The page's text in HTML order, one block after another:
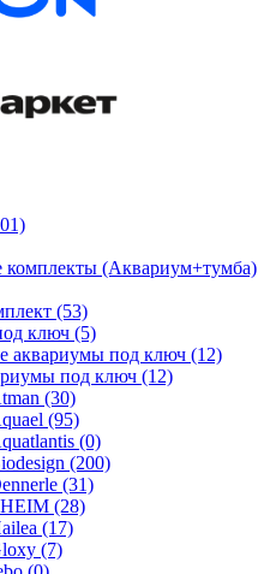
(Аквариум+тумба)
(53)
ключ (5)
аквариумы под ключ (12)
под ключ (12)
(30)
(95)
(0)
(200)
(31)
(28)
(17)
(7)